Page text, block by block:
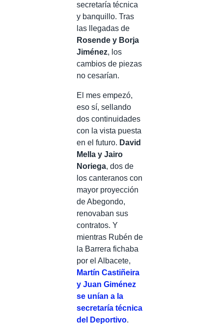
secretaría técnica
y banquillo. Tras
las llegadas de
Rosende y Borja
Jiménez, los
cambios de piezas
no cesarían.
El mes empezó,
eso sí, sellando
dos continuidades
con la vista puesta
en el futuro. David
Mella y Jairo
Noriega, dos de
los canteranos con
mayor proyección
de Abegondo,
renovaban sus
contratos. Y
mientras Rubén de
la Barrera fichaba
por el Albacete,
Martín Castiñeira
y Juan Giménez
se unían a la
secretaría técnica
del Deportivo.